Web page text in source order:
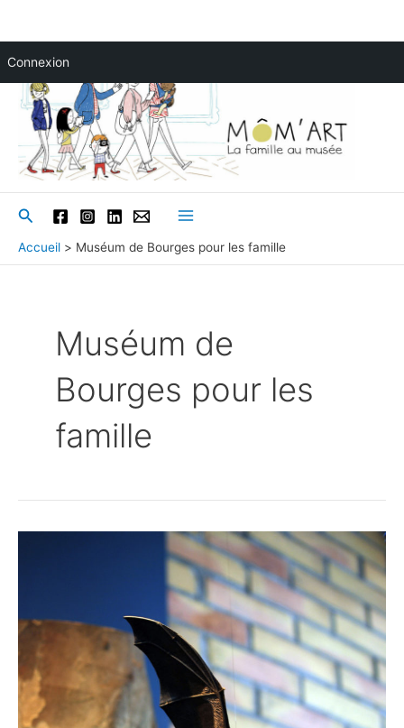
Connexion
contenu
Rechercher
Menu
Accueil Muséum de Bourges pour les famille
Muséum de
Bourges pour les
famille